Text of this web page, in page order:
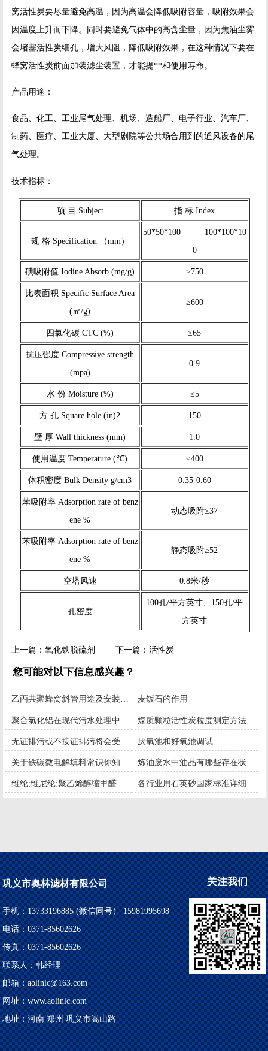
窝活性炭要尽量避免高温，因为高温会降低吸附容量，吸附效果会
因温度上升而下降。同时要避免气体中的高含尘量，因为焦油尘雾
会堵塞活性炭细孔，增大风阻，降低吸附效果，在这种情况下要在
蜂窝活性炭前面加装滤尘装置，才能提**和使用寿命。
产品用途：
食品、化工、工业尾气处理、机场、造船厂、电子行业、汽车厂、
制药、医疗、工业大厦、大型剧院等公共场合用到的通风设备的尾
气处理。
技术指标：
项 目 Subject 指 标 Index
规 格 Specification （mm）
50*50*100 100*100*10
0
碘吸附值 Iodine Absorb (mg/g) ≥750
比表面积 Specific Surface Area
(㎡/g)
≥600
四氯化碳 CTC (%) ≥65
抗压强度 Compressive strength
(mpa)
0.9
水 份 Moisture (%) ≤5
方 孔 Square hole (in)2 150
壁 厚 Wall thickness (mm) 1.0
使用温度 Temperature (℃) ≤400
体积密度 Bulk Density g/cm3 0.35-0.60
苯吸附率 Adsorption rate of benz
ene %
动态吸附≥37
苯吸附率 Adsorption rate of benz
ene %
静态吸附≥52
空塔风速 0.8米/秒
孔密度
100孔/平方英寸、150孔/平
方英寸
上一篇： 氧化铁脱硫剂 下一篇： 活性炭
您可能对以下信息感兴趣？
乙丙共聚蜂窝斜管用途及安装工艺 麦饭石的作用
煤质颗粒活性炭粒度测定方法
厌氧池和好氧池调试
维纶;维尼纶;聚乙烯醇缩甲醛纤维 各行业用石英砂国家标准详细
巩义市奥林滤材有限公司
手机：13733196885 (微信同号） 15981995698
电话：0371-85602626
传真：0371-85602626
联系人：韩经理
邮箱：aolinlc@163.com
网址：www.aolinlc.com
地址：河南 郑州 巩义市嵩山路
关注我们